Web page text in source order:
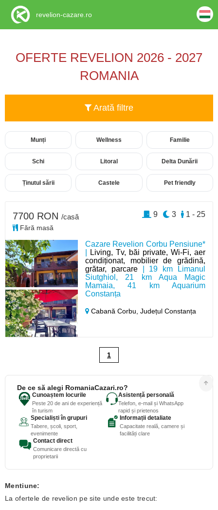
OFERTE REVELION 2026 - 2027
ROMANIA
Arată filtre
Munți Wellness Familie
Schi Litoral Delta Dunării
Ținutul sării Castele Pet friendly
Cazare Revelion Corbu Pensiune*
Living, Tv, băi private, Wi-Fi, aer
condiționat, mobilier de grădină,
grătar, parcare| 19 km Limanul
Siutghiol, 21 km Aqua Magic
Mamaia, 41 km Aquarium
Constanța
Cabană Corbu,Județul Constanța
7700 RON /casă
Fără masă
1 - 25
3
9
1
De ce să alegi RomaniaCazari.ro?
Cunoaștem locurile
Peste 20 de ani de experiență
în turism
Asistență personală
Telefon, e-mail și WhatsApp
rapid și prietenos
Specialiști în grupuri
Tabere, școli, sport,
evenimente
Informații detaliate
Capacitate reală, camere și
facilități clare
Contact direct
Comunicare directă cu
proprietarii
Mentiune:
La ofertele de revelion pe site unde este trecut:
revelion-cazare.ro